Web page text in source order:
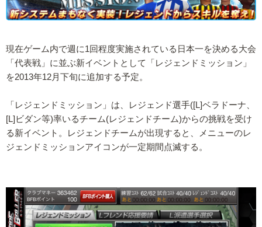
現在ゲーム内で週に1回程度実施されている日本一を決める大会
「代表戦」に並ぶ新イベントとして「レジェンドミッション」
を2013年12月下旬に追加する予定。
「レジェンドミッション」は、レジェンド選手([L]ベラドーナ、
[L]ビダン等)率いるチーム(レジェンドチーム)からの挑戦を受け
る新イベント。レジェンドチームが出現すると、メニューのレ
ジェンドミッションアイコンが一定期間点滅する。